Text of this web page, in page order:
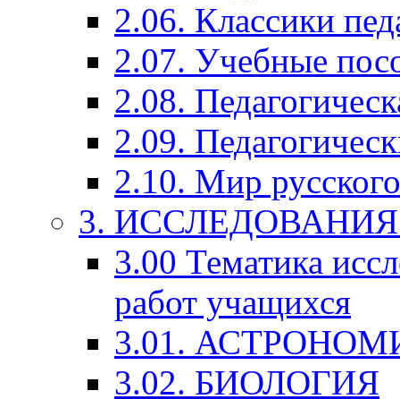
2.06. Классики
2.07. Учебные
2.08.
2.09.
2.10. Мир
3.
3.00 Тематика
работ учащихся
3.01.
3.02. БИОЛОГИЯ